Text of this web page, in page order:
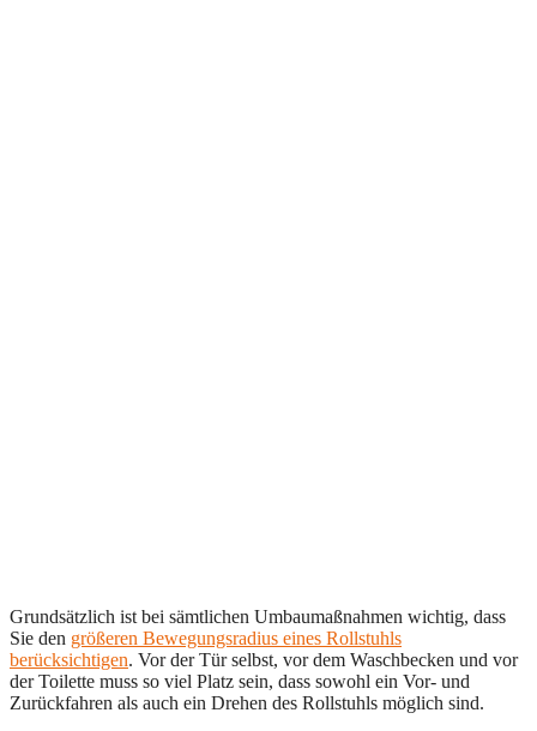
Grundsätzlich ist bei sämtlichen Umbaumaßnahmen wichtig, dass
Sie den größeren Bewegungsradius eines Rollstuhls
berücksichtigen. Vor der Tür selbst, vor dem Waschbecken und vor
der Toilette muss so viel Platz sein, dass sowohl ein Vor- und
Zurückfahren als auch ein Drehen des Rollstuhls möglich sind.